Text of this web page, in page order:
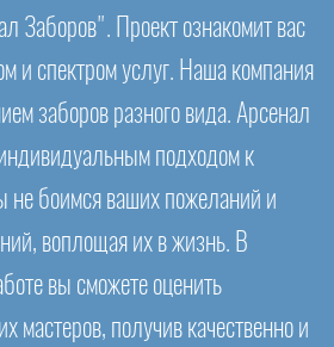
Заборов". Проект ознакомит вас
и спектром услуг. Наша компания
заборов разного вида. Арсенал
подходом к
не боимся ваших пожеланий и
воплощая их в жизнь. В
вы сможете оценить
мастеров, получив качественно и